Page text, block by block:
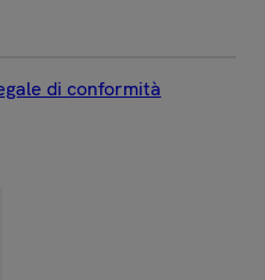
di conformità